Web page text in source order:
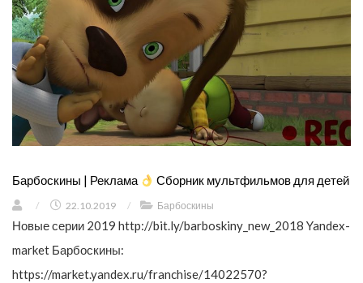
Барбоскины | Реклама Сборник мультфильмов для детей
/ 22.10.2019 / Барбоскины
Новые серии 2019 http://bit.ly/barboskiny_new_2018 Yandex-
market Барбоскины:
https://market.yandex.ru/franchise/14022570?